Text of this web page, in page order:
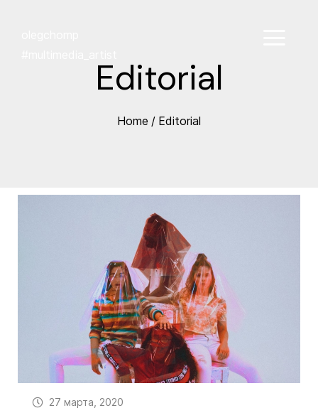
Editorial
Home / Editorial
27 марта, 2020